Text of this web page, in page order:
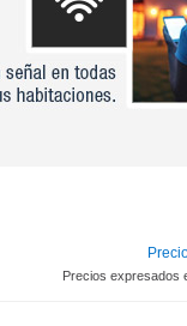
Precios expresados